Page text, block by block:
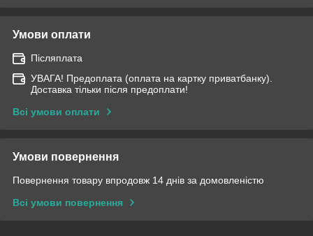
Умови оплати
Післяплата
УВАГА! Предоплата (оплата на картку приватбанку).
Доставка тільки після предоплати!
Всі умови оплати
Умови повернення
Повернення товару впродовж 14 днів за домовленістю
Всі умови повернення